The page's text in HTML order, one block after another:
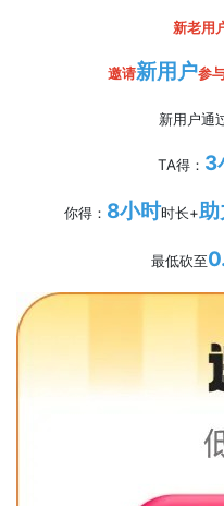
新老用
邀请新用户参
新用户通
TA得： 3
你得： 8小时时长+
最低砍至